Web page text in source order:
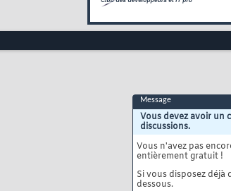
Message
Vous devez avoir un
discussions.
Vous n'avez pas
entièrement gratuit !
Si vous disposez
dessous.